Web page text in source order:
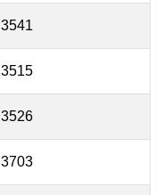
3541
3515
3526
3703